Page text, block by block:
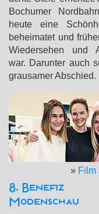
Bochumer
heute eine
beheimatet und
Wiedersehen und
war. Darunter auch
grausamer Abschied.
» Film
8. Benefiz
Modenschau